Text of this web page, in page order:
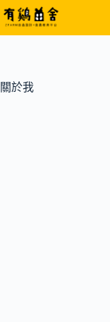
跳
至
容
關於我